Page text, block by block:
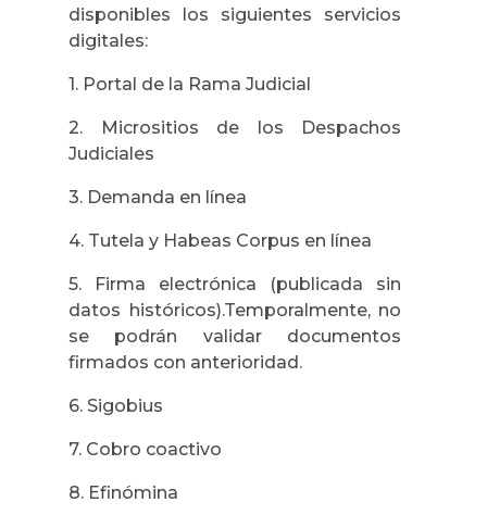
disponibles los siguientes servicios
digitales:
1. Portal de la Rama Judicial
2. Micrositios de los Despachos
Judiciales
3. Demanda en línea
4. Tutela y Habeas Corpus en línea
5. Firma electrónica (publicada sin
datos históricos).Temporalmente, no
se podrán validar documentos
firmados con anterioridad.
6. Sigobius
7. Cobro coactivo
8. Efinómina